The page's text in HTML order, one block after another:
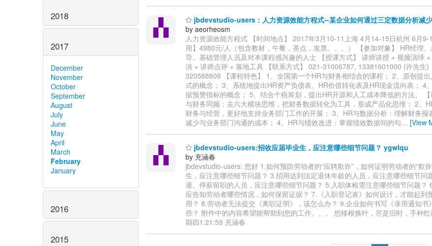
2018
2017
December
November
October
September
August
July
June
May
April
March
February
January
2016
2015
jbdevstudio-users：人力资源效能方程式--某企业如何通过三定数据分析减
by aeorheosm
人力资源效能方程式 【时间地点】 2017年3月10-11上海 4月14-15日杭州 6月
用】4980元/人（包含教材，午餐，茶点，发票。。。） 【参加对象】 HR经理
导、基础管理人员及对本课程感兴趣的人士 【授课方式】 讲师讲授 + 视频演绎
演 + 讲师点评 + 落地工具 【联系方式】 021-31006787, 13381601000 (许先生)
320588808 【课程特色】 1、全国第一个HR与财务相结合的课程； 2、原创提
式的概念； 3、系统地提出HR资产负债表、HR价值转化表及HR现金流向表； 4
据预警指标的概念； 5、结合个税筹划，提出HR开源和人工成本降低的方法。
与财务同频：去六大模块思维，把财务数据转化为工具，形成产品化思维； 2、
财务与经营，更好地支持业务部门工作的开展； 3、HR与数据分析：理解财务报
减少与业务部门沟通的成本； 4、HR与绩效改进：掌握绩效数据间的勾… [View
jbdevstudio-users:招收应届毕业生，应注意哪些细节问题？ ygwlqu
by 充涵春
jbdevstudio-users: 您好 1.如何预防劳动者的“应聘欺诈”，如何证明劳动者的“欺
生，应注意哪些细节问题？ 3.招用达到法定退休年龄的人员，应注意哪些细节问
退、停薪留职的人员，应注意哪些细节问题？ 5.入职体检需注意哪些细节问题？
应告知劳动者哪些情况，如何保留证据？ 7.《入职登记表》如何设计，才能起到
用？ 8.劳动者无法提交《离职证明》，该怎么办？ 9.企业如何书写《录用通知书
些？ 附件中的内容希望能帮助到您的工作。。。 想移根换叶，尽是旧时，手种
期四1:21:59 充涵春